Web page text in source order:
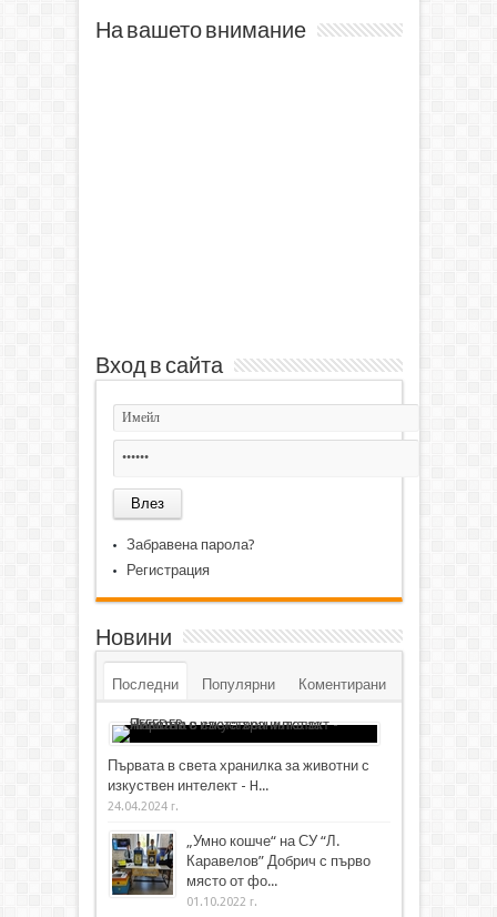
На вашето внимание
Вход в сайта
Забравена парола?
Регистрация
Новини
Последни Популярни Коментирани
Първата в света хранилка за животни с
изкуствен интелект - H...
24.04.2024 г.
„Умно кошче“ на СУ “Л.
Каравелов” Добрич с първо
място от фо...
01.10.2022 г.